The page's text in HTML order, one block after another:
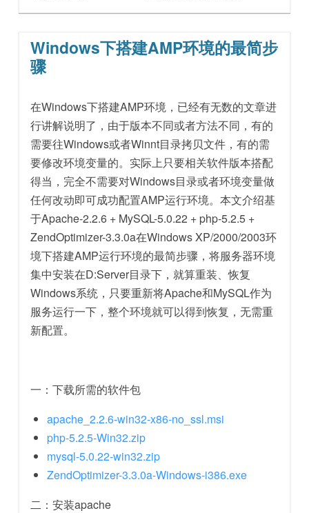
Windows下搭建AMP环境的最简步
骤
在Windows下搭建AMP环境，已经有无数的文章进
行讲解说明了，由于版本不同或者方法不同，有的
需要往Windows或者Winnt目录拷贝文件，有的需
要修改环境变量的。实际上只要相关软件版本搭配
得当，完全不需要对Windows目录或者环境变量做
任何改动即可成功配置AMP运行环境。本文介绍基
于Apache-2.2.6 + MySQL-5.0.22 + php-5.2.5 +
ZendOptimizer-3.3.0a在Windows XP/2000/2003环
境下搭建AMP运行环境的最简步骤，将服务器环境
集中安装在D:Server目录下，就算重装、恢复
Windows系统，只要重新将Apache和MySQL作为
服务运行一下，整个环境就可以得到恢复，无需重
新配置。
一：下载所需的软件包
apache_2.2.6-win32-x86-no_ssl.msi
php-5.2.5-Win32.zip
mysql-5.0.22-win32.zip
ZendOptimizer-3.3.0a-Windows-i386.exe
二：安装apache